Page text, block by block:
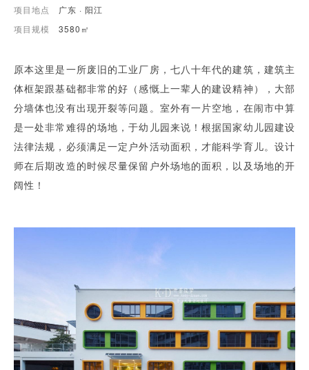
项目地点
广东 · 阳江
项目规模
3580㎡
原本这里是一所废旧的工业厂房，七八十年代的建筑，建筑主
体框架跟基础都非常的好（感慨上一辈人的建设精神），大部
分墙体也没有出现开裂等问题。室外有一片空地，在闹市中算
是一处非常难得的场地，于幼儿园来说！根据国家幼儿园建设
法律法规，必须满足一定户外活动面积，才能科学育儿。设计
师在后期改造的时候尽量保留户外场地的面积，以及场地的开
阔性！